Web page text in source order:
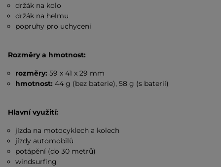
držák na kolo
držák na helmu
popruhy pro uchycení
Rozměry a hmotnost:
rozměry: 59 x 41 x 29 mm
hmotnost: 44 g (bez baterie), 58 g (s baterií)
Hlavní využití:
jízda na motocyklech a kolech
jízdy automobilů
potápění (do 30 metrů)
windsurfing